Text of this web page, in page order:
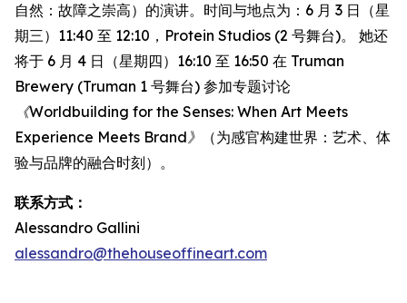
自然：故障之崇高）的演讲。时间与地点为：6 月 3 日（星
期三）11:40 至 12:10，Protein Studios (2 号舞台)。 她还
将于 6 月 4 日（星期四）16:10 至 16:50 在 Truman
Brewery (Truman 1 号舞台) 参加专题讨论
《Worldbuilding for the Senses: When Art Meets
Experience Meets Brand》
（为感官构建世界：艺术、体
验与品牌的融合时刻）。
联系方式：
Alessandro Gallini
alessandro@thehouseoffineart.com